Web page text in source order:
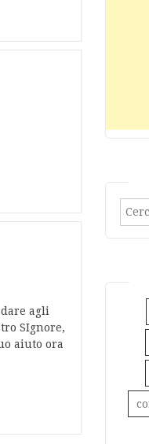
agli
SIgnore,
aiuto ora